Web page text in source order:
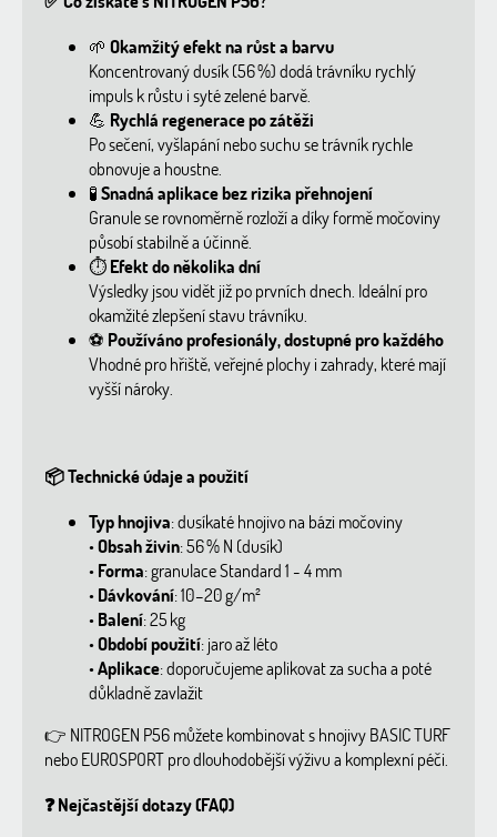
🌱 Okamžitý efekt na růst a barvu
Koncentrovaný dusík (56 %) dodá trávníku rychlý
impuls k růstu i syté zelené barvě.
💪 Rychlá regenerace po zátěži
Po sečení, vyšlapání nebo suchu se trávník rychle
obnovuje a houstne.
🧪Snadná aplikace bez rizika přehnojení
Granule se rovnoměrně rozloží a díky formě močoviny
působí stabilně a účinně.
⏱️Efekt do několika dní
Výsledky jsou vidět již po prvních dnech. Ideální pro
okamžité zlepšení stavu trávníku.
⚽ Používáno profesionály, dostupné pro každého
Vhodné pro hřiště, veřejné plochy i zahrady, které mají
vyšší nároky.
📦Technické údaje a použití
Typ hnojiva: dusíkaté hnojivo na bázi močoviny
•Obsah živin: 56 % N (dusík)
•Forma: granulace Standard 1 - 4 mm
•Dávkování: 10–20 g/m²
•Balení: 25 kg
•Období použití: jaro až léto
•Aplikace: doporučujeme aplikovat za sucha a poté
důkladně zavlažit
👉 NITROGEN P56 můžete kombinovat s hnojivy BASIC TURF
nebo EUROSPORT pro dlouhodobější výživu a komplexní péči.
❓Nejčastější dotazy (FAQ)